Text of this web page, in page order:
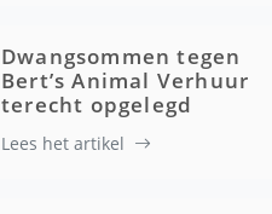
Dwangsommen tegen
Bert’s Animal Verhuur
terecht opgelegd
Lees het artikel